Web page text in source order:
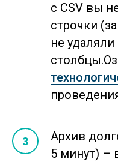
с CSV вы
строчки
не
Архив
5 минут) –